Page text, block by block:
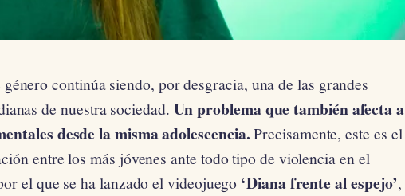
continúa siendo, por desgracia, una de las grandes
de nuestra sociedad. Un problema que también afecta a
desde la misma adolescencia.Precisamente, este es el
entre los más jóvenes ante todo tipo de violencia en el
el que se ha lanzado el videojuego ‘Diana frente al espejo’,